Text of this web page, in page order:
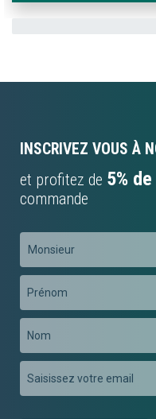
INSCRIVEZ VOUS À
et profitez de 5%
commande